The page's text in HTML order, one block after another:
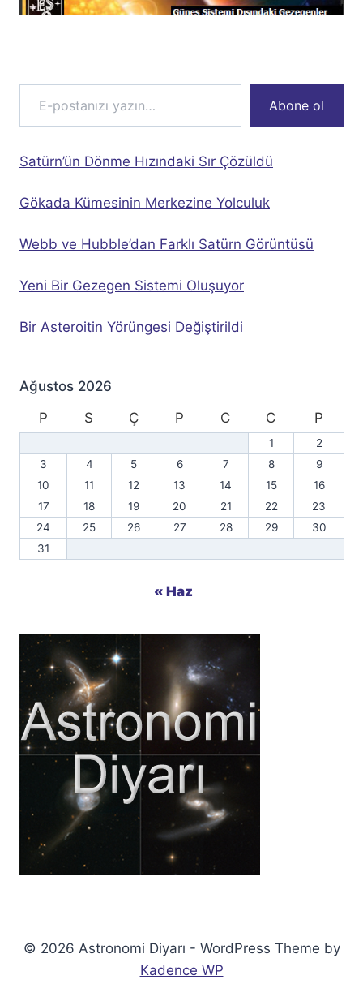
E-postanızı yazın…
Abone ol
Satürn’ün Dönme Hızındaki Sır Çözüldü
Gökada Kümesinin Merkezine Yolculuk
Webb ve Hubble’dan Farklı Satürn Görüntüsü
Yeni Bir Gezegen Sistemi Oluşuyor
Bir Asteroitin Yörüngesi Değiştirildi
Ağustos 2026
P
S Ç P C C P
1
2
3
4 5 6 7 8
9
10
11 12 13 14 15
16
17
18 19 20 21 22
23
24
25 26 27 28 29
30
31
« Haz
© 2026 Astronomi Diyarı - WordPress Theme by
Kadence WP